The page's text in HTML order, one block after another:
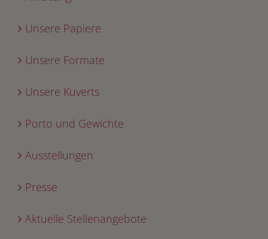
Unsere Papiere
Unsere Formate
Unsere Kuverts
Porto und Gewichte
Ausstellungen
Presse
Aktuelle Stellenangebote